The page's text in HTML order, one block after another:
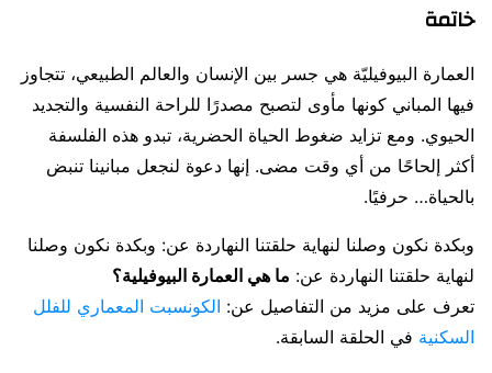
خاتمة
العمارة البيوفيليّة هي جسر بين الإنسان والعالم الطبيعي، تتجاوز
فيها المباني كونها مأوى لتصبح مصدرًا للراحة النفسية والتجديد
الحيوي. ومع تزايد ضغوط الحياة الحضرية، تبدو هذه الفلسفة
أكثر إلحاحًا من أي وقت مضى. إنها دعوة لنجعل مبانينا تنبض
بالحياة… حرفيًا.
وبكدة نكون وصلنا لنهاية حلقتنا النهاردة عن: وبكدة نكون وصلنا
لنهاية حلقتنا النهاردة عن: ما هي العمارة البيوفيلية؟
تعرف على مزيد من التفاصيل عن: الكونسبت المعماري للفلل
السكنية في الحلقة السابقة.